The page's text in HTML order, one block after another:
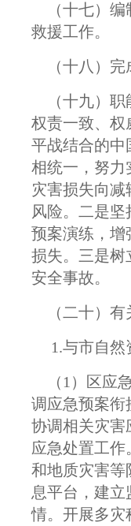
（十七）编
救援工作。
（十八）完
（十九）职
权责一致、权
平战结合的中
相统一，努力
灾害损失向
风险。二是
预案演练，增
损失。三是树
安全事故。
（二十）有
1.与市自然
（1）区应
调应急预案衔
协调相关灾害
应急处置工
和地质灾害等
息平台，建
情。开展多灾